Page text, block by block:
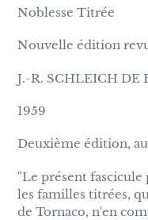
Noblesse Titrée
Nouvelle édition
J.-R. SCHLEICH DE
1959
Deuxième édition,
"Le présent
les familles titrées,
de Tornaco, n'en